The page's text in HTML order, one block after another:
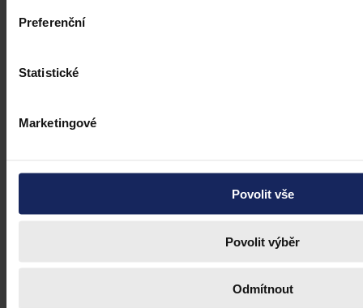
Preferenční
Statistické
Marketingové
Povolit vše
Povolit výběr
Odmítnout